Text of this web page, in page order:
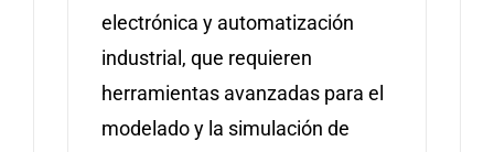
electrónica y automatización
industrial, que requieren
herramientas avanzadas para el
modelado y la simulación de